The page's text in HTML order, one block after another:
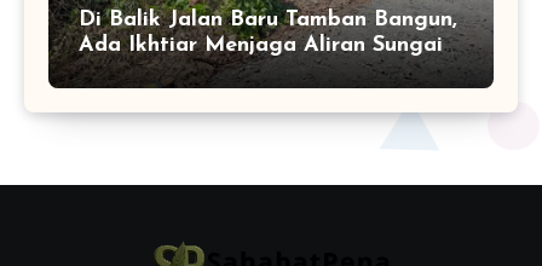
Di Balik Jalan Baru Tamban Bangun,
Ada Ikhtiar Menjaga Aliran Sungai
Tetap Hidup